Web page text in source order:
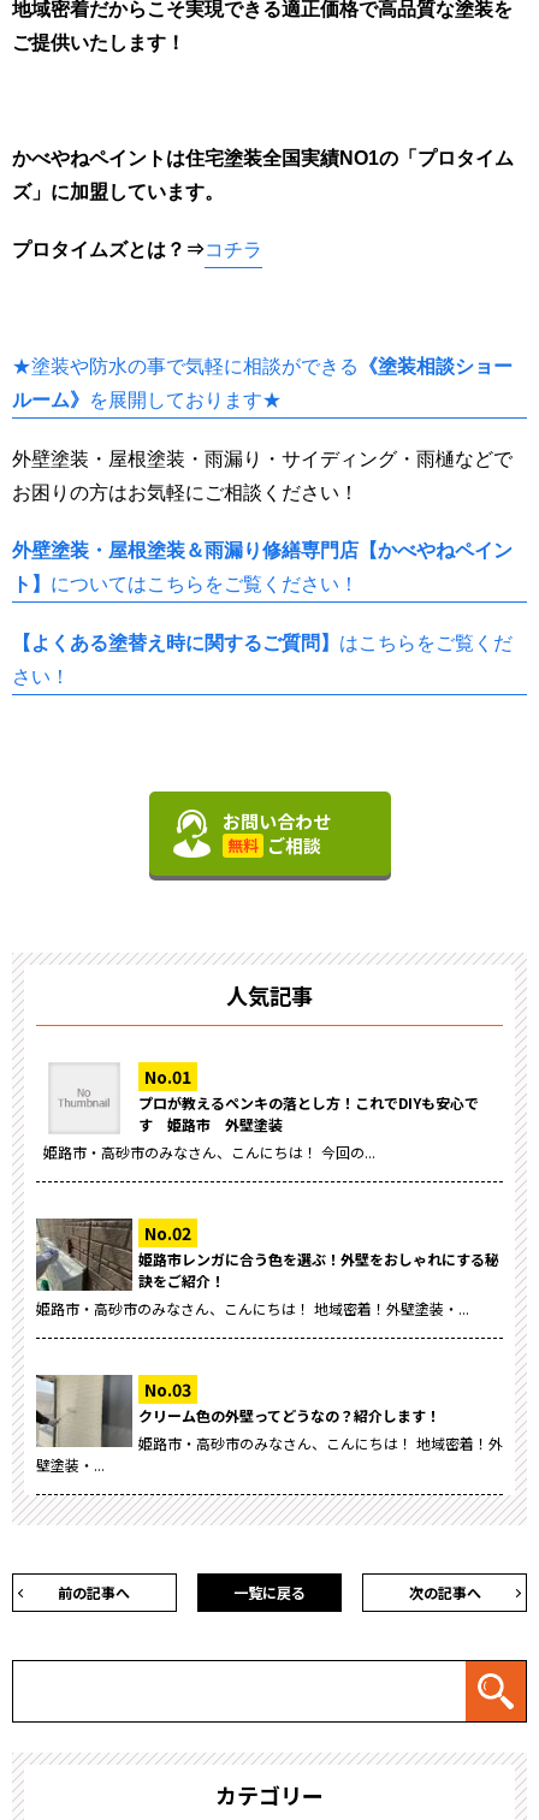
地域密着だからこそ実現できる適正価格で高品質な塗装を
ご提供いたします！
かべやねペイントは住宅塗装全国実績NO1の「プロタイム
ズ」に加盟しています。
プロタイムズとは ？⇒コチラ
★塗装や防水の事で気軽に相談ができる
《塗装相談ショー
ルーム》 を展開しております★
外壁塗装・屋根塗装・雨漏り・サイディング・雨樋などで
お困りの方はお気軽にご相談ください！
外壁塗装・屋根塗装＆雨漏り修繕専門店【かべやねペイン
ト】 についてはこちらをご覧ください！
【よくある塗替え時に関するご質問】 はこちらをご覧くだ
さい！
お問い合わせ
無料 ご相談
人気記事
プロが教えるペンキの落とし方！これでDIYも安心で
す 姫路市 外壁塗装
姫路市・高砂市のみなさん、こんにちは！ 今回の...
姫路市レンガに合う色を選ぶ！外壁をおしゃれにする秘
訣をご紹介！
姫路市・高砂市のみなさん、こんにちは！ 地域密着！外壁塗装・...
クリーム色の外壁ってどうなの？紹介します！
姫路市・高砂市のみなさん、こんにちは！ 地域密着！外
壁塗装・...
前の記事へ 次の記事へ
一覧に戻る
カテゴリー